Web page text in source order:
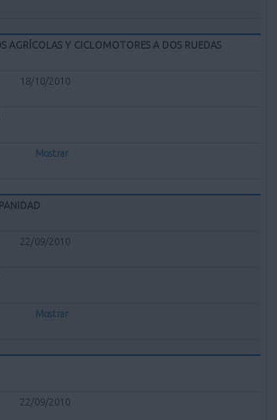
AGRÍCOLAS Y CICLOMOTORES A DOS RUEDAS
18/10/2010
Mostrar
22/09/2010
Mostrar
22/09/2010